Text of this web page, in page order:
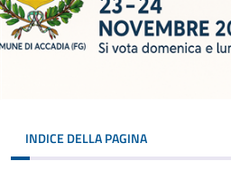
INDICE DELLA PAGINA